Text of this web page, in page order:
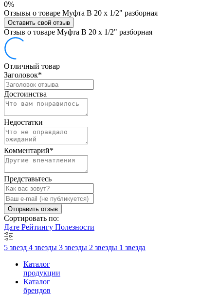
0%
Отзывы о товаре Муфта В 20 х 1/2" разборная
Оставить свой отзыв
Отзыв о товаре Муфта В 20 х 1/2" разборная
Отличный товар
Заголовок*
Достоинства
Недостатки
Комментарий*
Представьтесь
Отправить отзыв
Сортировать по:
Дате Рейтингу Полезности
5 звезд 4 звезды 3 звезды 2 звезды 1 звезда
Каталог
продукции
Каталог
брендов